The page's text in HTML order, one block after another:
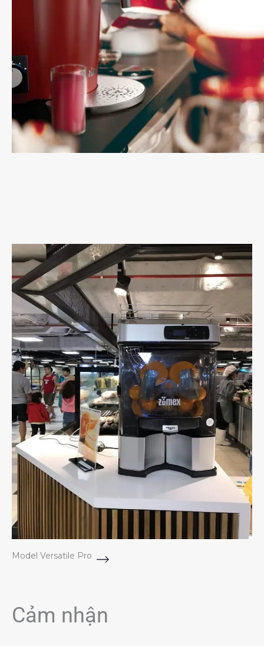
Model Versatile Pro
Cảm nhận